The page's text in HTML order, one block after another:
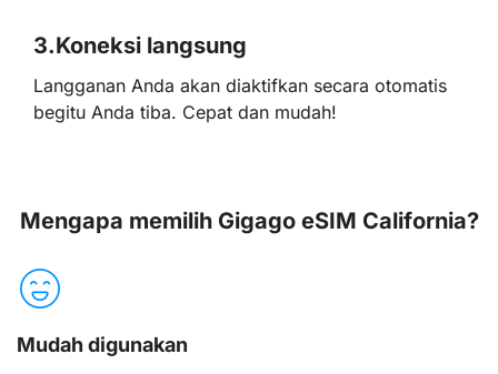
3.Koneksi langsung
Langganan Anda akan diaktifkan secara otomatis
begitu Anda tiba. Cepat dan mudah!
Mengapa memilih Gigago eSIM California?
Mudah digunakan